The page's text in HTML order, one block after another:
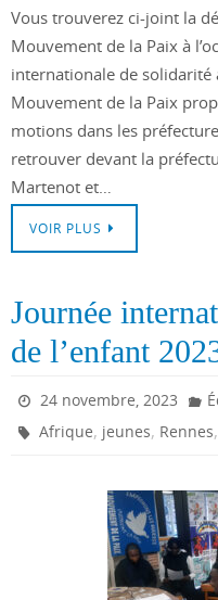
Vous trouverez ci-joint la
Mouvement de la Paix à
internationale de solidarité
Mouvement de la Paix
motions dans les
retrouver devant la
Martenot et…
VOIR PLUS
Journée
de l’enfant
24 novembre, 2023
Afrique, jeunes, Rennes